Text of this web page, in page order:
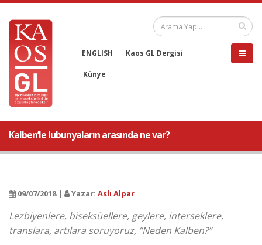
ENGLISH Kaos GL Dergisi
Künye
Kalben’le lubunyaların arasında ne var?
09/07/2018 | Yazar: Aslı Alpar
Lezbiyenlere, biseksüellere, geylere, interseklere,
translara, artılara soruyoruz, “Neden Kalben?”